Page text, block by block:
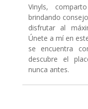
Vinyls,
brindando
disfrutar al
Únete a mí en
se encuentra
descubre el
nunca antes.